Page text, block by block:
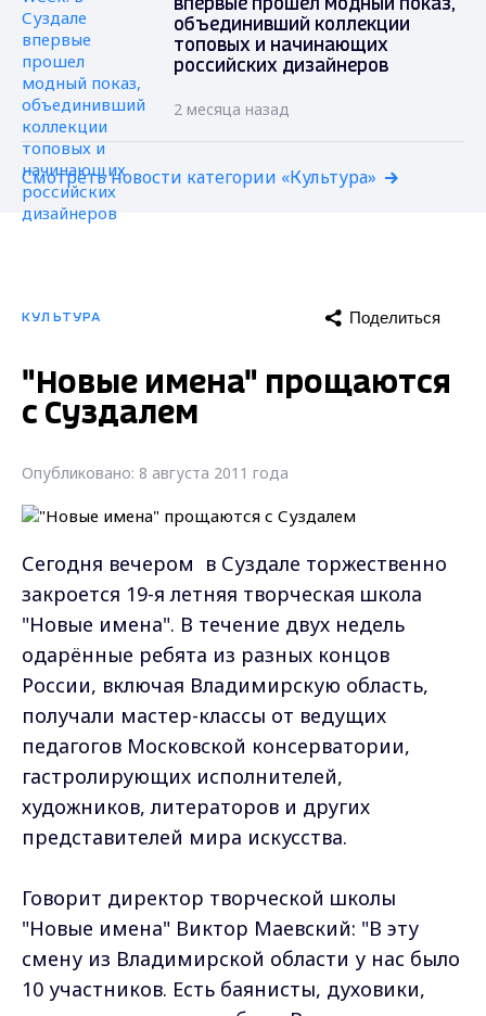
впервые прошел модный показ,
объединивший коллекции
топовых и начинающих
российских дизайнеров
2 месяца назад
Смотреть новости категории «Культура»
КУЛЬТУРА Поделиться
"Новые имена" прощаются
с Суздалем
Опубликовано: 8 августа 2011 года
Сегодня вечером в Суздале торжественно
закроется 19-я летняя творческая школа
"Новые имена". В течение двух недель
одарённые ребята из разных концов
России, включая Владимирскую область,
получали мастер-классы от ведущих
педагогов Московской консерватории,
гастролирующих исполнителей,
художников, литераторов и других
представителей мира искусства.
Говорит директор творческой школы
"Новые имена" Виктор Маевский: "В эту
смену из Владимирской области у нас было
10 участников. Есть баянисты, духовики,